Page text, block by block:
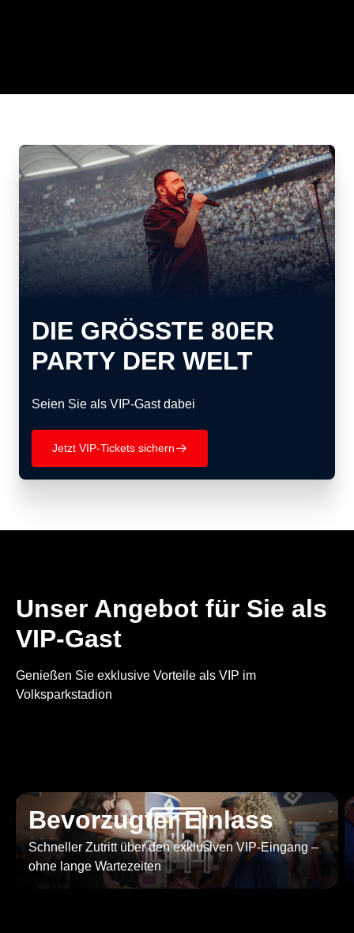
DIE GRÖSSTE 80ER P
ARTY DER WELT
Seien Sie als VIP-Gast dabei
Jetzt VIP-Tickets sichern􀄫
Unser Angebot für Sie als
VIP-Gast
Genießen Sie exklusive Vorteile als VIP im
Volksparkstadion
Bevorzugter Einlass
Schneller Zutritt über den exklusiven VIP-Eingang –
ohne lange Wartezeiten